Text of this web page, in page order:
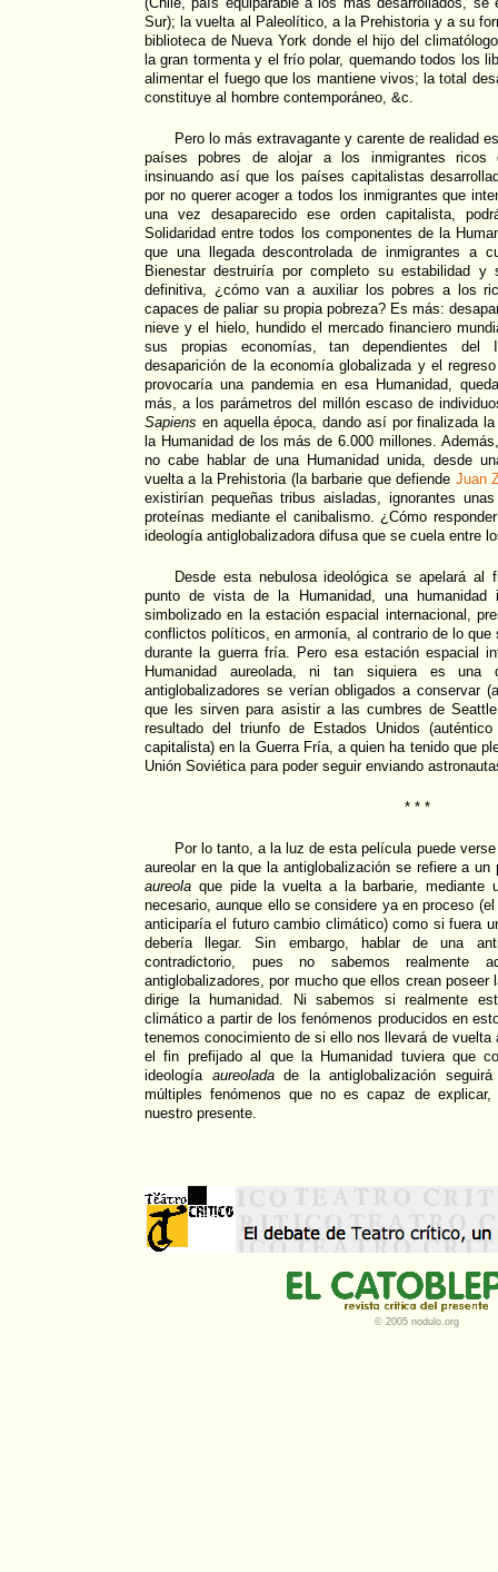
Sur); la vuelta al Paleolítico, a la Prehistoria y a su
biblioteca de Nueva York donde el hijo del
la gran tormenta y el frío polar, quemando todos los
alimentar el fuego que los mantiene vivos; la total
constituye al hombre contemporáneo, &c.
Pero lo más extravagante y carente de realidad
países pobres de alojar a los inmigrantes ricos
insinuando así que los países capitalistas
por no querer acoger a todos los inmigrantes que
una vez desaparecido ese orden capitalista,
Solidaridad entre todos los componentes de la
que una llegada descontrolada de inmigrantes a
Bienestar destruiría por completo su estabilidad
definitiva, ¿cómo van a auxiliar los pobres a los
capaces de paliar su propia pobreza? Es más:
nieve y el hielo, hundido el mercado financiero
sus propias economías, tan dependientes del
desaparición de la economía globalizada y el
provocaría una pandemia en esa Humanidad,
más, a los parámetros del millón escaso de
Sapiens en aquella época, dando así por finalizada
la Humanidad de los más de 6.000 millones.
no cabe hablar de una Humanidad unida, desde
vuelta a la Prehistoria (la barbarie que defiende Juan
existirían pequeñas tribus aisladas, ignorantes
proteínas mediante el canibalismo. ¿Cómo
ideología antiglobalizadora difusa que se cuela entre
Desde esta nebulosa ideológica se apelará
punto de vista de la Humanidad, una humanidad
simbolizado en la estación espacial internacional,
conflictos políticos, en armonía, al contrario de lo que
durante la guerra fría. Pero esa estación espacial
Humanidad aureolada, ni tan siquiera es
antiglobalizadores se verían obligados a conservar
que les sirven para asistir a las cumbres de
resultado del triunfo de Estados Unidos
capitalista) en la Guerra Fría, a quien ha tenido que
Unión Soviética para poder seguir enviando
* * *
Por lo tanto, a la luz de esta película puede
aureolar en la que la antiglobalización se refiere a un
aureola que pide la vuelta a la barbarie, mediante
necesario, aunque ello se considere ya en proceso
anticiparía el futuro cambio climático) como si fuera
debería llegar. Sin embargo, hablar de una
contradictorio, pues no sabemos realmente
antiglobalizadores, por mucho que ellos crean poseer
dirige la humanidad. Ni sabemos si realmente
climático a partir de los fenómenos producidos en
tenemos conocimiento de si ello nos llevará de
el fin prefijado al que la Humanidad tuviera que
ideología aureoladade la antiglobalización
múltiples fenómenos que no es capaz de explicar,
nuestro presente.
© 2005 nodulo.org